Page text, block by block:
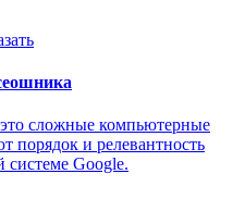
сложные компьютерные
порядок и релевантность
системе Google.